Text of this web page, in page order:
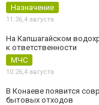
Назначение
11:36,4 августа
На Капшагайском
к ответственности
МЧС
10:26,4 августа
В Конаеве появится
бытовых отходов